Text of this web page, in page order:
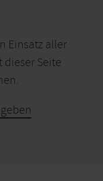
Einsatz aller
dieser Seite